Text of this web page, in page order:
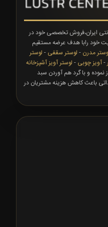
ایران،فروش تخصصی خود در
خود رابا هدف عرضه مستقیم
مدرن - لوستر سقفی - لوستر
-آویز چوبی - لوستر آویز آشپزخانه
نموده و با گرد هم آوردن سبد
باعث کاهش هزینه مشتریان در